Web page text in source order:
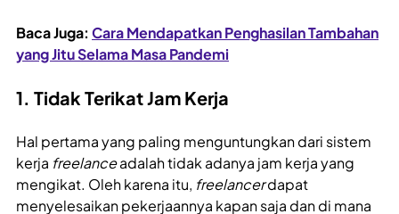
Baca Juga: Cara Mendapatkan Penghasilan Tambahan
yang Jitu Selama Masa Pandemi
1. Tidak Terikat Jam Kerja
Hal pertama yang paling menguntungkan dari sistem
kerja freelanceadalah tidak adanya jam kerja yang
mengikat. Oleh karena itu, freelancerdapat
menyelesaikan pekerjaannya kapan saja dan di mana